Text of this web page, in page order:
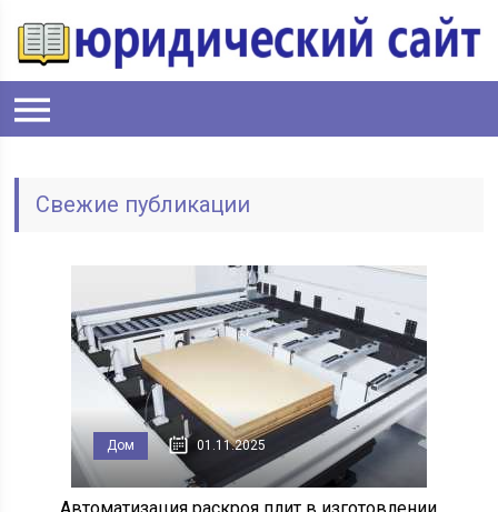
Свежие публикации
Дом 01.11.2025
Автоматизация раскроя плит в изготовлении